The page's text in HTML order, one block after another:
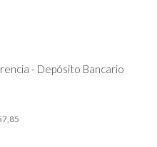
- Depósito Bancario